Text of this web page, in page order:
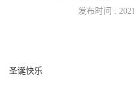
发布时间 :
圣诞快乐